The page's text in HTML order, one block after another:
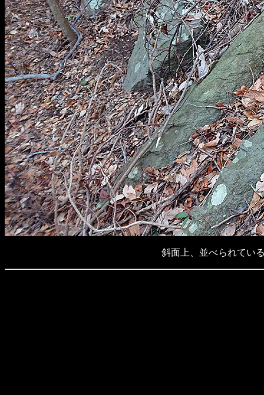
斜面上、並べられてい